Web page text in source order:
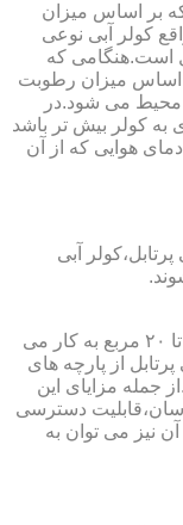
بر اساس میزان
کولر آبی نوعی
است.هنگامی که
اساس میزان رطوبت
محیط می شود.در
کولر بیش تر باشد
هوایی که از آن
آبی
این نوع کولر ها معمولا برای فضا های کوچک تا ۲۰ مربع به کار می
از پارچه های
جمله مزایای این
دسترسی
نیز می توان به